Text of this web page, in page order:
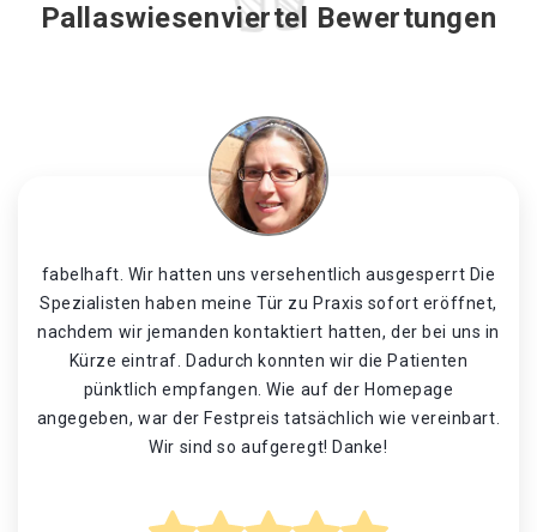
Pallaswiesenviertel Bewertungen
fabelhaft. Wir hatten uns versehentlich ausgesperrt Die
Spezialisten haben meine Tür zu Praxis sofort eröffnet,
nachdem wir jemanden kontaktiert hatten, der bei uns in
Kürze eintraf. Dadurch konnten wir die Patienten
pünktlich empfangen. Wie auf der Homepage
angegeben, war der Festpreis tatsächlich wie vereinbart.
Wir sind so aufgeregt! Danke!